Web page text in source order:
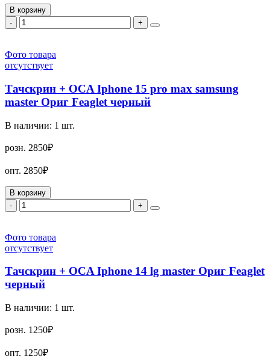
В корзину
-
+
Фото товара
отсутствует
Тачскрин + OCA Iphone 15 pro max samsung
master Ориг Feaglet черный
В наличии: 1 шт.
розн. 2850₽
опт. 2850₽
В корзину
-
+
Фото товара
отсутствует
Тачскрин + OCA Iphone 14 lg master Ориг Feaglet
черный
В наличии: 1 шт.
розн. 1250₽
опт. 1250₽